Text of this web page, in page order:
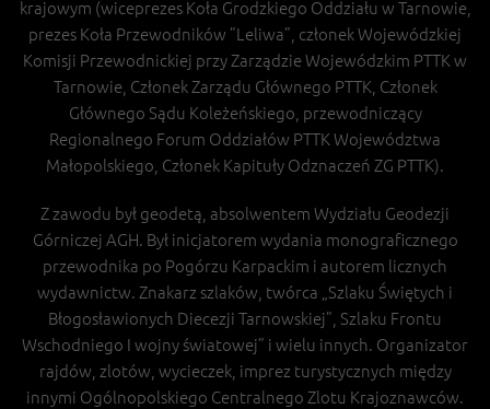
krajowym (wiceprezes Koła Grodzkiego Oddziału w Tarnowie,
prezes Koła Przewodników ”Leliwa”, członek Wojewódzkiej
Komisji Przewodnickiej przy Zarządzie Wojewódzkim PTTK w
Tarnowie, Członek Zarządu Głównego PTTK, Członek
Głównego Sądu Koleżeńskiego, przewodniczący
Regionalnego Forum Oddziałów PTTK Województwa
Małopolskiego, Członek Kapituły Odznaczeń ZG PTTK).
Z zawodu był geodetą, absolwentem Wydziału Geodezji
Górniczej AGH. Był inicjatorem wydania monograficznego
przewodnika po Pogórzu Karpackim i autorem licznych
wydawnictw. Znakarz szlaków, twórca „Szlaku Świętych i
Błogosławionych Diecezji Tarnowskiej”, Szlaku Frontu
Wschodniego I wojny światowej” i wielu innych. Organizator
rajdów, zlotów, wycieczek, imprez turystycznych między
innymi Ogólnopolskiego Centralnego Zlotu Krajoznawców.